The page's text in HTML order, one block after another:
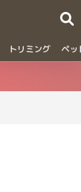
トリミング ペッ